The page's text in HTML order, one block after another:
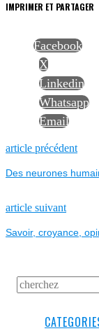
IMPRIMER ET PARTAGER
Facebook
X
Linkedin
Whatsapp
Email
NAVIGATION
DE
L’ARTICLE
article précédent
Des neurones
article suivantNext
Savoir, croyance,